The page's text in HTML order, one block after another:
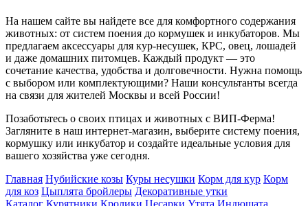
На нашем сайте вы найдете все для комфортного содержания
животных: от систем поения до кормушек и инкубаторов. Мы
предлагаем аксессуары для кур-несушек, КРС, овец, лошадей
и даже домашних питомцев. Каждый продукт — это
сочетание качества, удобства и долговечности. Нужна помощь
с выбором или комплектующими? Наши консультанты всегда
на связи для жителей Москвы и всей России!
Позаботьтесь о своих птицах и животных с ВИП-Ферма!
Загляните в наш интернет-магазин, выберите систему поения,
кормушку или инкубатор и создайте идеальные условия для
вашего хозяйства уже сегодня.
Главная Нубийские козы Куры несушки Корм для кур Корм
для коз Цыплята бройлеры Декоративные утки